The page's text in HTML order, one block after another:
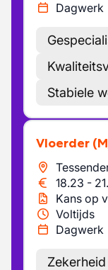
Dagwerk
Stabiele
Vloerder
18.23 -
Kans op
Voltijds
Dagwerk